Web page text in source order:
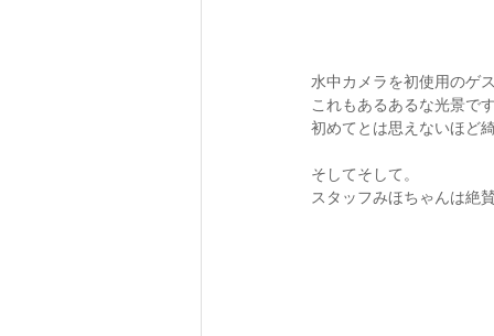
水中カメラを初使用のゲ
これもあるあるな光景で
初めてとは思えないほど
そしてそして。
スタッフみほちゃんは絶